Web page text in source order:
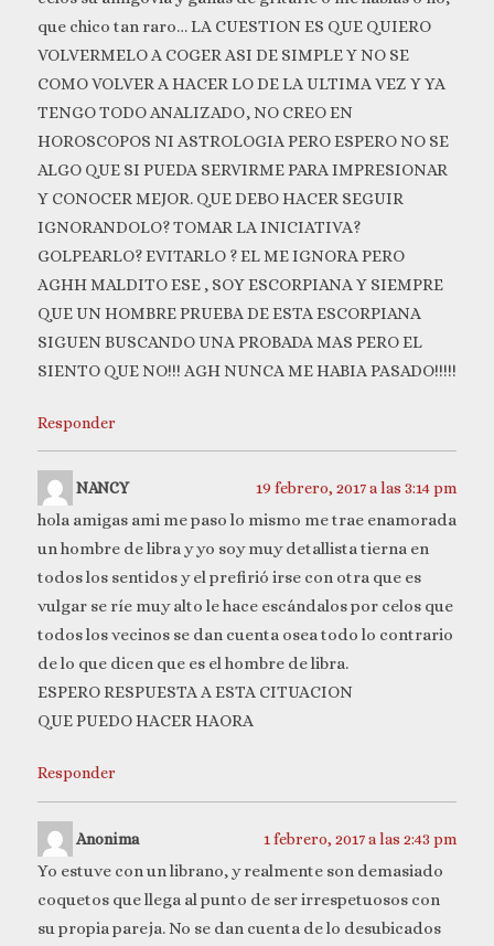
que chico tan raro… LA CUESTION ES QUE QUIERO
VOLVERMELO A COGER ASI DE SIMPLE Y NO SE
COMO VOLVER A HACER LO DE LA ULTIMA VEZ Y YA
TENGO TODO ANALIZADO, NO CREO EN
HOROSCOPOS NI ASTROLOGIA PERO ESPERO NO SE
ALGO QUE SI PUEDA SERVIRME PARA IMPRESIONAR
Y CONOCER MEJOR. QUE DEBO HACER SEGUIR
IGNORANDOLO? TOMAR LA INICIATIVA?
GOLPEARLO? EVITARLO ? EL ME IGNORA PERO
AGHH MALDITO ESE , SOY ESCORPIANA Y SIEMPRE
QUE UN HOMBRE PRUEBA DE ESTA ESCORPIANA
SIGUEN BUSCANDO UNA PROBADA MAS PERO EL
SIENTO QUE NO!!! AGH NUNCA ME HABIA PASADO!!!!!
Responder
NANCY 19 febrero, 2017 a las 3:14 pm
hola amigas ami me paso lo mismo me trae enamorada
un hombre de libra y yo soy muy detallista tierna en
todos los sentidos y el prefirió irse con otra que es
vulgar se ríe muy alto le hace escándalos por celos que
todos los vecinos se dan cuenta osea todo lo contrario
de lo que dicen que es el hombre de libra.
ESPERO RESPUESTA A ESTA CITUACION
QUE PUEDO HACER HAORA
Responder
Anonima 1 febrero, 2017 a las 2:43 pm
Yo estuve con un librano, y realmente son demasiado
coquetos que llega al punto de ser irrespetuosos con
su propia pareja. No se dan cuenta de lo desubicados